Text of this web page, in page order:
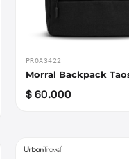
PROA3422
Morral Backpack
$ 60.000